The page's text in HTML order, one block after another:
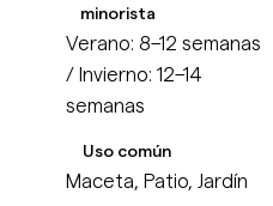
minorista
Verano: 8–12 semanas
/ Invierno: 12–14
semanas
Uso común
Maceta, Patio, Jardín